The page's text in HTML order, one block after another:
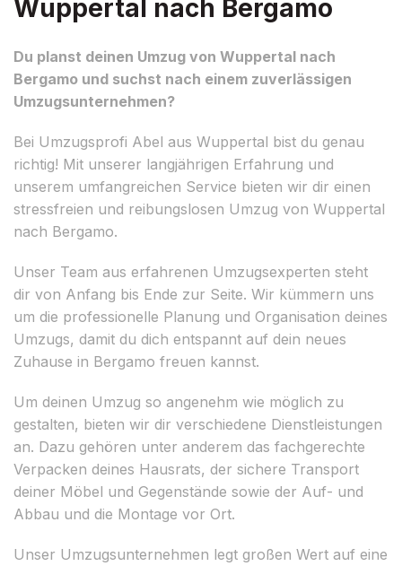
Wuppertal nach Bergamo
Du planst deinen Umzug von Wuppertal nach
Bergamo und suchst nach einem zuverlässigen
Umzugsunternehmen?
Bei Umzugsprofi Abel aus Wuppertal bist du genau
richtig! Mit unserer langjährigen Erfahrung und
unserem umfangreichen Service bieten wir dir einen
stressfreien und reibungslosen Umzug von Wuppertal
nach Bergamo.
Unser Team aus erfahrenen Umzugsexperten steht
dir von Anfang bis Ende zur Seite. Wir kümmern uns
um die professionelle Planung und Organisation deines
Umzugs, damit du dich entspannt auf dein neues
Zuhause in Bergamo freuen kannst.
Um deinen Umzug so angenehm wie möglich zu
gestalten, bieten wir dir verschiedene Dienstleistungen
an. Dazu gehören unter anderem das fachgerechte
Verpacken deines Hausrats, der sichere Transport
deiner Möbel und Gegenstände sowie der Auf- und
Abbau und die Montage vor Ort.
Unser Umzugsunternehmen legt großen Wert auf eine